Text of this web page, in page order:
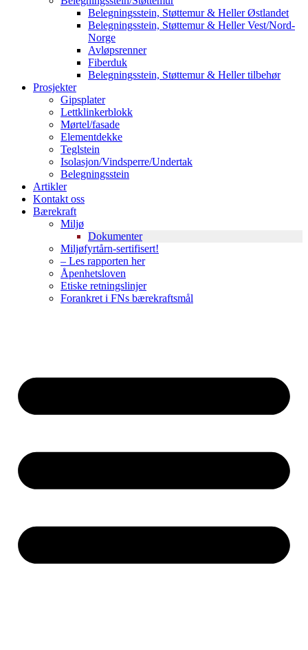
Belegningsstein, Støttemur & Heller Østlandet
Belegningsstein, Støttemur & Heller Vest/Nord-
Norge
Avløpsrenner
Fiberduk
Belegningsstein, Støttemur & Heller tilbehør
Prosjekter
Gipsplater
Lettklinkerblokk
Mørtel/fasade
Elementdekke
Teglstein
Isolasjon/Vindsperre/Undertak
Belegningsstein
Artikler
Kontakt oss
Bærekraft
Miljø
Dokumenter
Miljøfyrtårn-sertifisert!
– Les rapporten her
Åpenhetsloven
Etiske retningslinjer
Forankret i FNs bærekraftsmål